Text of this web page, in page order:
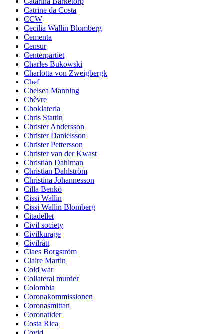
Catrine da Costa
CCW
Cecilia Wallin Blomberg
Cementa
Censur
Centerpartiet
Charles Bukowski
Charlotta von Zweigbergk
Chef
Chelsea Manning
Chèvre
Choklateria
Chris Stattin
Christer Andersson
Christer Danielsson
Christer Pettersson
Christer van der Kwast
Christian Dahlman
Christian Dahlström
Christina Johannesson
Cilla Benkö
Cissi Wallin
Cissi Wallin Blomberg
Citadellet
Civil society
Civilkurage
Civilrätt
Claes Borgström
Claire Martin
Cold war
Collateral murder
Colombia
Coronakommissionen
Coronasmittan
Coronatider
Costa Rica
Covid